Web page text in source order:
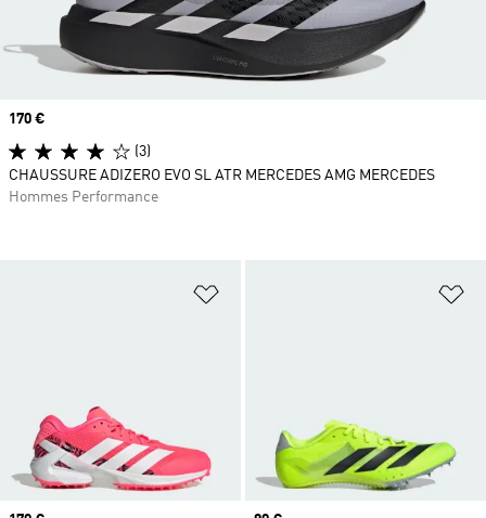
Ajouter à la Liste de produits
Prix
170 €
(3)
CHAUSSURE ADIZERO EVO SL ATR MERCEDES AMG MERCEDES
Hommes Performance